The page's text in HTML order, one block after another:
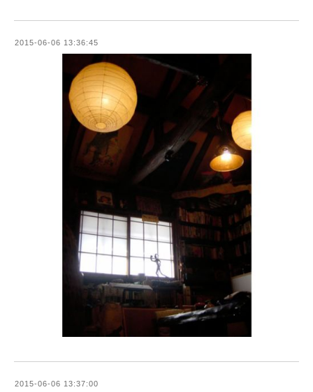
2015-06-06 13:36:45
2015-06-06 13:37:00